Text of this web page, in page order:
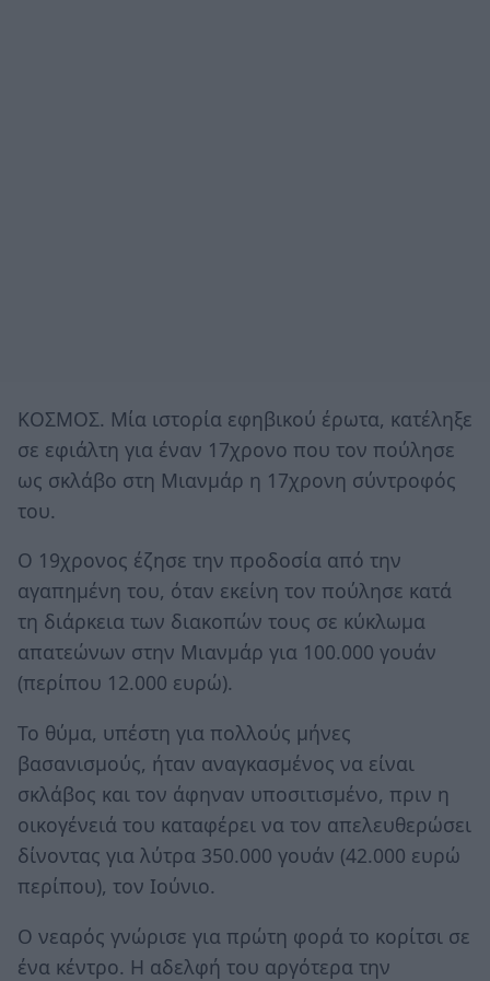
ΚΟΣΜΟΣ. Μία ιστορία εφηβικού έρωτα, κατέληξε
σε εφιάλτη για έναν 17χρονο που τον πούλησε
ως σκλάβο στη Μιανμάρ η 17χρονη σύντροφός
του.
Ο 19χρονος έζησε την προδοσία από την
αγαπημένη του, όταν εκείνη τον πούλησε κατά
τη διάρκεια των διακοπών τους σε κύκλωμα
απατεώνων στην Μιανμάρ για 100.000 γουάν
(περίπου 12.000 ευρώ).
Το θύμα, υπέστη για πολλούς μήνες
βασανισμούς, ήταν αναγκασμένος να είναι
σκλάβος και τον άφηναν υποσιτισμένο, πριν η
οικογένειά του καταφέρει να τον απελευθερώσει
δίνοντας για λύτρα 350.000 γουάν (42.000 ευρώ
περίπου), τον Ιούνιο.
Ο νεαρός γνώρισε για πρώτη φορά το κορίτσι σε
ένα κέντρο. Η αδελφή του αργότερα την